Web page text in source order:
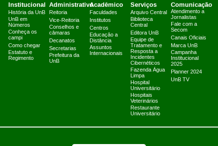
Institucional
História da UnB
UnB em
Números
Conheça os
campi
Como chegar
Estatuto e
Regimento
Administrativo
Reitoria
Vice-Reitoria
Conselhos e
câmaras
Decanatos
Secretarias
Prefeitura da
UnB
Acadêmico
Faculdades
Institutos
Centros
Educação a
Distância
Assuntos
Internacionais
Serviços
Arquivo Central
Biblioteca
Central
Editora UnB
Equipe de
Tratamento e
Resposta a
Incidentes
Cibernéticos
Fazenda Água
Limpa
Hospital
Universitário
Hospitais
Veterinários
Restaurante
Universitário
Comunicação
Atendimento a
Jornalistas
Fale com a
Secom
Canais Oficiais
Marca UnB
Campanha
Institucional
2025
Planner 2024
UnB TV